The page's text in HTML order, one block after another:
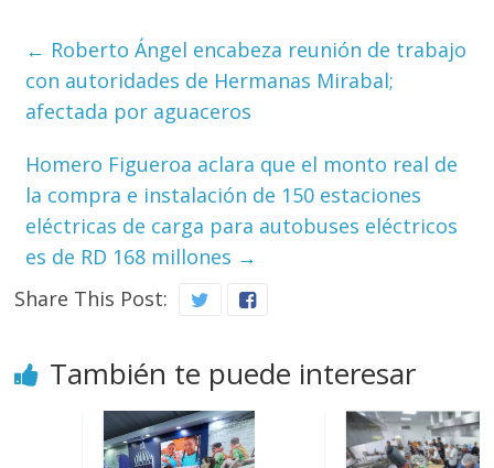
← Roberto Ángel encabeza reunión de trabajo
con autoridades de Hermanas Mirabal;
afectada por aguaceros
Homero Figueroa aclara que el monto real de
la compra e instalación de 150 estaciones
eléctricas de carga para autobuses eléctricos
es de RD 168 millones →
Share This Post:
También te puede interesar